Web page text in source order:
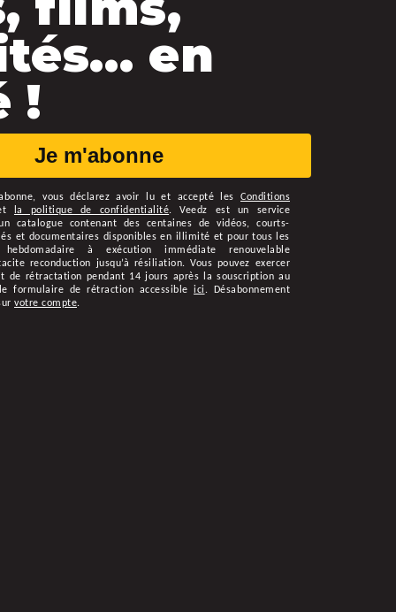
en
!
Je m'abonne
, vous déclarez avoir lu et accepté lesConditions
la politique de confidentialité.Veedz est un service
catalogue contenant des centaines de vidéos, courts-
et documentaires disponibles en illimité et pour tous les
hebdomadaire à exécution immédiate renouvelable
reconduction jusqu’à résiliation. Vous pouvez exercer
de rétractation pendant 14 jours après la souscription au
formulaire de rétraction accessibleici. Désabonnement
votre compte.